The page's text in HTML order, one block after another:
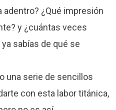
¿Qué impresión
y ¿cuántas veces
sabías de qué se
una serie de sencillos
con esta labor titánica,